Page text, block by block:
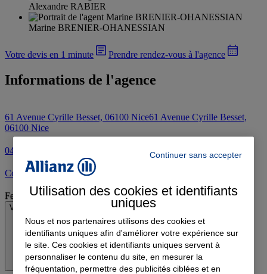
Alexandre RABIER
Marine BRENIER-OHANESSIAN
Votre devis en 1 minute Prendre rendez-vous à l'agence
Informations de l'agence
61 Avenue Cyrille Besset, 06100 Nice61 Avenue Cyrille Besset,
06100 Nice
04 93 84 17 69
Contacter l'agence par e-mail
Fermé
Voir les horaires
Continuer sans accepter
Utilisation des cookies et identifiants
uniques
Nous et nos partenaires utilisons des cookies et
identifiants uniques afin d'améliorer votre expérience sur
le site. Ces cookies et identifiants uniques servent à
personnaliser le contenu du site, en mesurer la
fréquentation, permettre des publicités ciblées et en